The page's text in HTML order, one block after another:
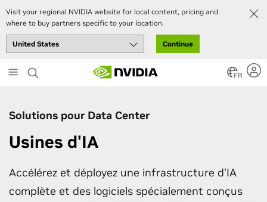
Visit your regional NVIDIA website for local content, pricing and
where to buy partners specific to your location.
Continue
to
FR
Solutions pour Data Center
Usines d'IA
Accélérez et déployez une infrastructure d'IA
complète et des logiciels spécialement conçus